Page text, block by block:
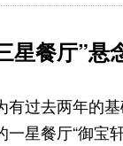
星餐厅”悬
过去两年的
星餐厅“御宝